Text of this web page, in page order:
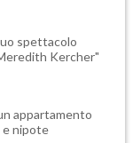
spettacolo
Kercher"
appartamento
e nipote